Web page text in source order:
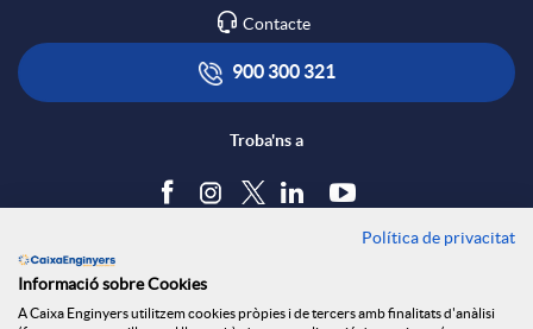
x
S
i
c
ó
a
Contacte
900 300 321
Troba'ns a
Política de cookies
Política de privacitat
Informació sobre Cookies
A Caixa Enginyers utilitzem cookies pròpies i de tercers amb finalitats d'anàlisi